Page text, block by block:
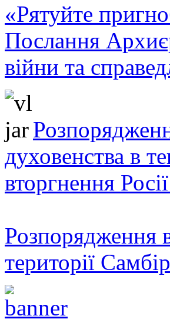
«Рятуйте
Послання
війни та
духовенства в
вторгнення
Розпорядження
території